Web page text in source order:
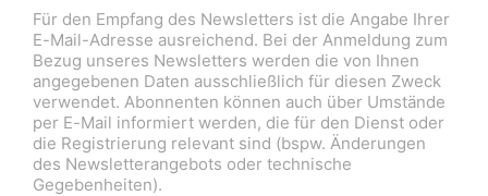
Für den Empfang des Newsletters ist die Angabe Ihrer
E-Mail-Adresse ausreichend. Bei der Anmeldung zum
Bezug unseres Newsletters werden die von Ihnen
angegebenen Daten ausschließlich für diesen Zweck
verwendet. Abonnenten können auch über Umstände
per E-Mail informiert werden, die für den Dienst oder
die Registrierung relevant sind (bspw. Änderungen
des Newsletterangebots oder technische
Gegebenheiten).